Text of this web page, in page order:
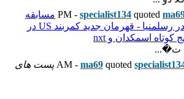
مسابقه
احتمالی سینا در رسلمنیا - قهرمان جدید کمربند US در
پست های